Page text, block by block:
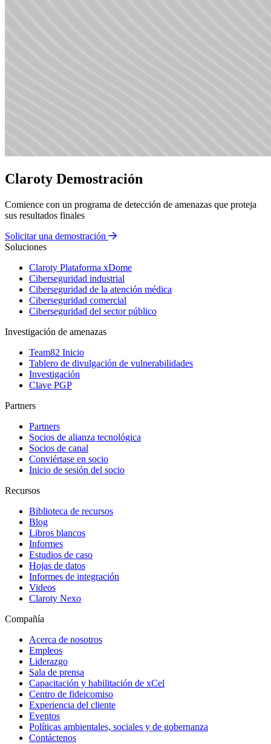
Claroty Demostración
Comience con un programa de detección de amenazas que proteja
sus resultados finales
Solicitar una demostración
Soluciones
Claroty Plataforma xDome
Ciberseguridad industrial
Ciberseguridad de la atención médica
Ciberseguridad comercial
Ciberseguridad del sector público
Investigación de amenazas
Team82 Inicio
Tablero de divulgación de vulnerabilidades
Investigación
Clave PGP
Partners
Partners
Socios de alianza tecnológica
Socios de canal
Conviértase en socio
Inicio de sesión del socio
Recursos
Biblioteca de recursos
Blog
Libros blancos
Informes
Estudios de caso
Hojas de datos
Informes de integración
Videos
Claroty Nexo
Compañía
Acerca de nosotros
Empleos
Liderazgo
Sala de prensa
Capacitación y habilitación de xCel
Centro de fideicomiso
Experiencia del cliente
Eventos
Políticas ambientales, sociales y de gobernanza
Contáctenos